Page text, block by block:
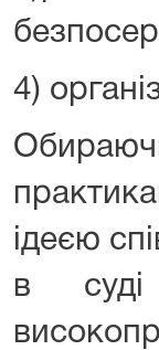
4)
ідеєю
в суді